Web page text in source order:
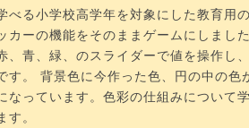
べる小学校高学年を対象にした教育用
カーの機能をそのままゲームにしまし
、青、緑、のスライダーで値を操作し
す。 背景色に今作った色、円の中の色
なっています。色彩の仕組みについて
す。